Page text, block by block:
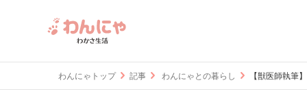
わんにゃトップ 記事 わんにゃとの暮らし 【獣医師執筆